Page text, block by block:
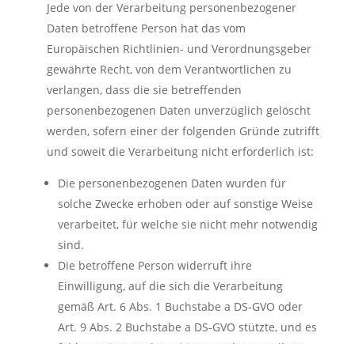
Jede von der Verarbeitung personenbezogener
Daten betroffene Person hat das vom
Europäischen Richtlinien- und Verordnungsgeber
gewährte Recht, von dem Verantwortlichen zu
verlangen, dass die sie betreffenden
personenbezogenen Daten unverzüglich gelöscht
werden, sofern einer der folgenden Gründe zutrifft
und soweit die Verarbeitung nicht erforderlich ist:
Die personenbezogenen Daten wurden für
solche Zwecke erhoben oder auf sonstige Weise
verarbeitet, für welche sie nicht mehr notwendig
sind.
Die betroffene Person widerruft ihre
Einwilligung, auf die sich die Verarbeitung
gemäß Art. 6 Abs. 1 Buchstabe a DS-GVO oder
Art. 9 Abs. 2 Buchstabe a DS-GVO stützte, und es